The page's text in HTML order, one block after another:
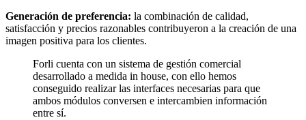
Generación de preferencia: la combinación de calidad,
satisfacción y precios razonables contribuyeron a la creación de una
imagen positiva para los clientes.
Forli cuenta con un sistema de gestión comercial
desarrollado a medida in house, con ello hemos
conseguido realizar las interfaces necesarias para que
ambos módulos conversen e intercambien información
entre sí.